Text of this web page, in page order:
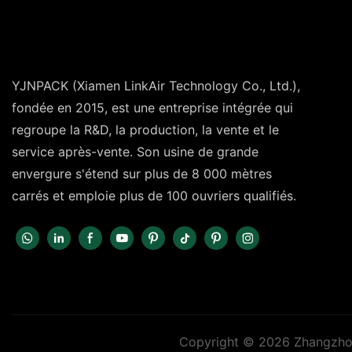
YJNPACK (Xiamen LinkAir Technology Co., Ltd.),
fondée en 2015, est une entreprise intégrée qui
regroupe la R&D, la production, la vente et le
service après-vente. Son usine de grande
envergure s'étend sur plus de 8 000 mètres
carrés et emploie plus de 100 ouvriers qualifiés.
Copyright © 2026